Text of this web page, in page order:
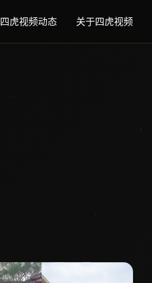
四虎视频动态 关于四虎视频